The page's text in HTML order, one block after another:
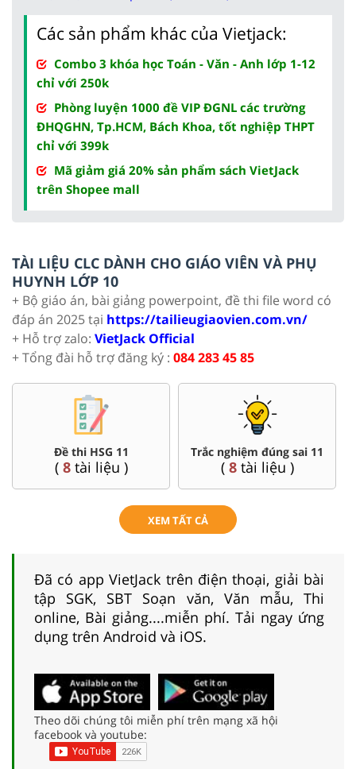
Các sản phẩm khác của Vietjack:
Combo 3 khóa học Toán - Văn - Anh lớp 1-12
chỉ với 250k
Phòng luyện 1000 đề VIP ĐGNL các trường
ĐHQGHN, Tp.HCM, Bách Khoa, tốt nghiệp THPT
chỉ với 399k
Mã giảm giá 20% sản phẩm sách VietJack
trên Shopee mall
TÀI LIỆU CLC DÀNH CHO GIÁO VIÊN VÀ PHỤ
HUYNH LỚP 10
+ Bộ giáo án, bài giảng powerpoint, đề thi file word có
đáp án 2025 tại https://tailieugiaovien.com.vn/
+ Hỗ trợ zalo: VietJack Official
+ Tổng đài hỗ trợ đăng ký : 084 283 45 85
Đề thi HSG 11
( 8tài liệu )
Trắc nghiệm đúng sai 11
( 8tài liệu )
XEM TẤT CẢ
Đã có app VietJack trên điện thoại, giải bài
tập SGK, SBT Soạn văn, Văn mẫu, Thi
online, Bài giảng....miễn phí. Tải ngay ứng
dụng trên Android và iOS.
Theo dõi chúng tôi miễn phí trên mạng xã hội
facebook và youtube: